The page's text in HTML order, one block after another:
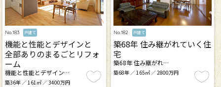
No.183 戸建て
機能と性能とデザインと
全部ありのまるごとリフォ
ーム
機能と性能とデザイン…
築36年 ／ 161㎡ ／ 3400万円
No.182 戸建て
築68年 住み継がれていく住
宅
築68年 住み継がれ…
築68年 ／ 165㎡ ／ 2800万円